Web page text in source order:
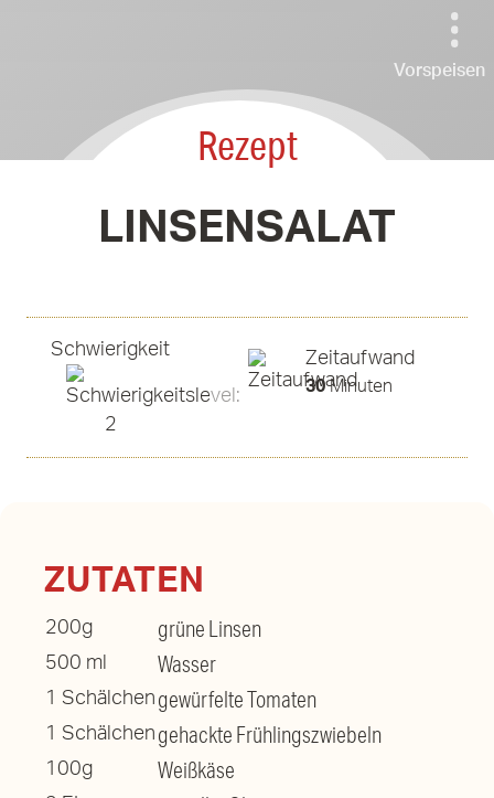
Vorspeisen
Rezept
LINSENSALAT
Schwierigkeit Zeitaufwand
30Minuten
ZUTATEN
200g grüne Linsen
500 ml Wasser
1 Schälchen gewürfelte Tomaten
1 Schälchen gehackte Frühlingszwiebeln
100g Weißkäse